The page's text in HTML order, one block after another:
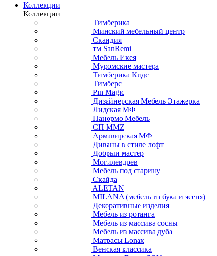
Коллекции
Коллекции
Тимберика
Минский мебельный центр
Скандия
тм SanRemi
Мебель Икея
Муромские мастера
Тимберика Кидс
Тимберс
Pin Magic
Дизайнерская Мебель Этажерка
Лидская МФ
Панормо Мебель
СП ММZ
Армавирская МФ
Диваны в стиле лофт
Добрый мастер
Могилевдрев
Мебель под старину
Скайда
ALETAN
MILANA (мебель из бука и ясеня)
Декоративные изделия
Мебель из ротанга
Мебель из массива сосны
Мебель из массива дуба
Матрасы Lonax
Венская классика